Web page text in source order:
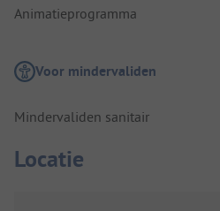
Animatieprogramma
Voor mindervaliden
Mindervaliden sanitair
Locatie